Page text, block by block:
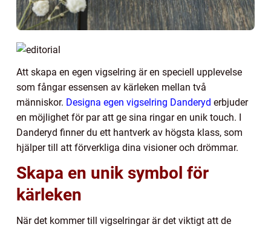
Att skapa en egen vigselring är en speciell upplevelse
som fångar essensen av kärleken mellan två
människor. Designa egen vigselring Danderyd erbjuder
en möjlighet för par att ge sina ringar en unik touch. I
Danderyd finner du ett hantverk av högsta klass, som
hjälper till att förverkliga dina visioner och drömmar.
Skapa en unik symbol för
kärleken
När det kommer till vigselringar är det viktigt att de